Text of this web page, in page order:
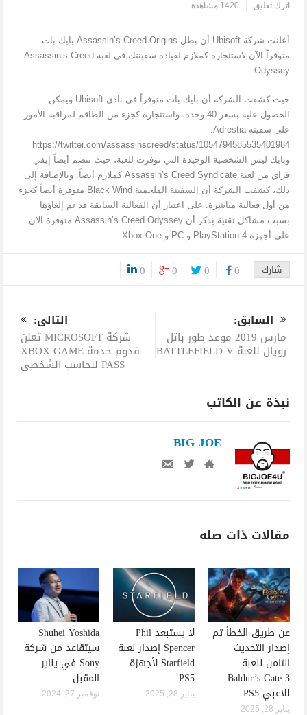
اترك تعليق
1420 مشاهدة
أعلنت شركة Ubisoft أن بطل Assassin’s Creed Origins بايك بات
متوفراً الآن لاستئجاره كملازم لقيادة سفينتك في لعبة Assassin’s Creed
Odyssey.
حيث كشفت الشركة أن بايك بات متوفراً في نادي Ubisoft ويمكن
الحصول عليه بسعر 40 وحدة، واستئجاره كجزء من الطاقم لمراقبة الأمور
على سفينة Adrestia.
https://twitter.com/assassinscreed/status/1054794585535401984
وبايك ليس الشخصية الوحيدة التي توفرت للعبة، حيث تنضم أيضاً إيفي
فراي من لعبة Assassin’s Creed Syndicate كملازم أيضاً. وبالإضافة إلى
ذلك، كشفت الشركة أن السفينة الملحمية Black Wind متوفرة أيضاً كجزء
من أول فعالية مباشرة. على اعتبار أن الفعالية السابقة قد تم إلغاؤها
بسبب مشاكل تقنية.يذكر أن Assassin’s Creed Odyssey متوفرة الآن
على أجهزة PlayStation 4 و PC و Xbox One.
شارك 0
0
0
0
السابق:
مارس 2019 موعد طور باتل
رويال للعبة BATTLEFIELD V
التالى:
شركة MICROSOFT تعلن
قدوم خدمة XBOX GAME
PASS للحاسب الشخصي
نبذة عن الكاتب
BIG JOE
مقالات ذات صله
عن طريق الخطأ تم
إصدار التحديث
الثامن للعبة
Baldur’s Gate 3
للاعبي PS5
يناير 28, 2025
لا يستبعد Phil
Spencer إصدار لعبة
Starfield لأجهزة
PS5
يناير 28, 2025
Shuhei Yoshida
سيتقاعد من شركة
Sony في يناير
المقبل
نوفمبر 27, 2024